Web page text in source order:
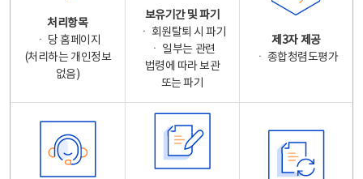
처리항목
ㆍ 당 홈페이지
(처리하는 개인정보
없음)
보유기간 및 파기
ㆍ 회원탈퇴 시 파기
ㆍ 일부는 관련
법령에 따라 보관
또는 파기
제3자 제공
ㆍ 종합청렴도평가